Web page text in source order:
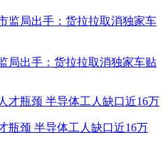
局出手：货拉拉取消独家车贴
瓶颈 半导体工人缺口近16万